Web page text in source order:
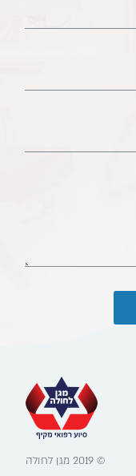
© 2019 מגן לחולה